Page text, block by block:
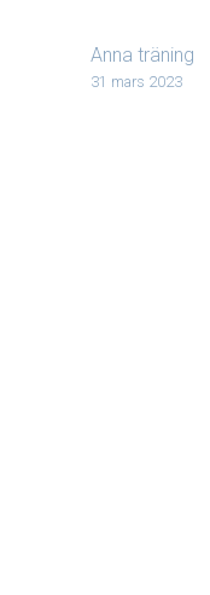
Anna träning
31 mars 2023